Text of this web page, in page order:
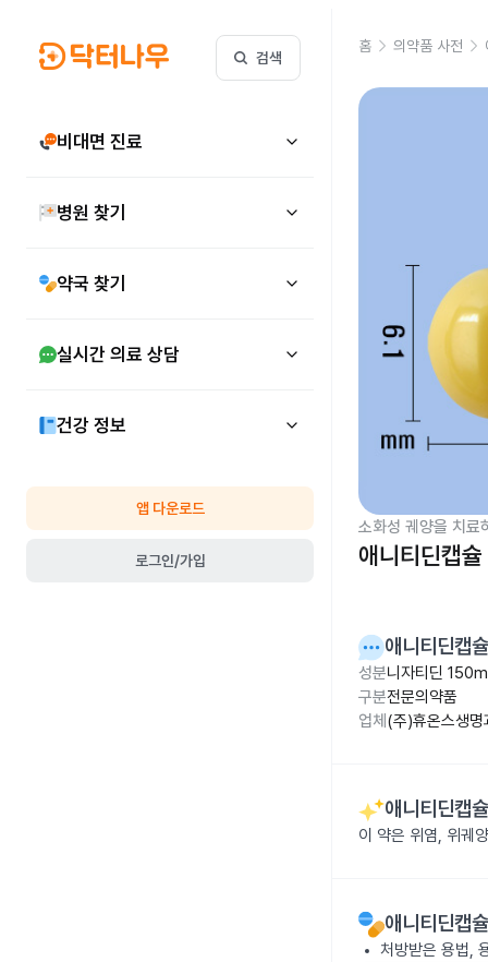
검색
비대면 진료
병원 찾기
약국 찾기
실시간 의료 상담
건강 정보
앱 다운로드
로그인/가입
홈 의약품 사전
소화성 궤양을 치료
애니티딘캡
애니티딘캡
성분니자티딘
구분전문의약품
업체 (주)휴온스생명
애니티딘캡
이 약은 위염, 위궤
애니티딘캡
처방받은 용법,